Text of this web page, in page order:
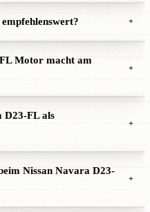
+
Motor macht am
+
D23-FL als
+
Nissan Navara D23-
+